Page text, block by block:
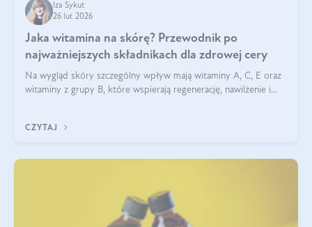
Iza Sykut
26 lut 2026
Jaka witamina na skórę? Przewodnik po
najważniejszych składnikach dla zdrowej cery
Na wygląd skóry szczególny wpływ mają witaminy A, C, E oraz
witaminy z grupy B, które wspierają regenerację, nawilżenie i
CZYTAJ